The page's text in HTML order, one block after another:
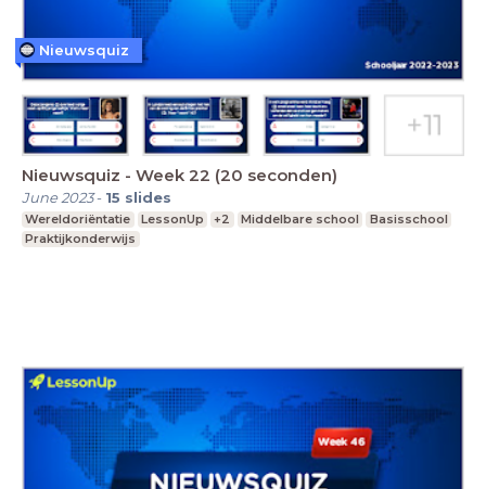
Nieuwsquiz - Week 22 (20 seconden)
June 2023- 15 slides
Wereldoriëntatie LessonUp +2 Middelbare school
Basisschool
Praktijkonderwijs
Nieuwsquiz